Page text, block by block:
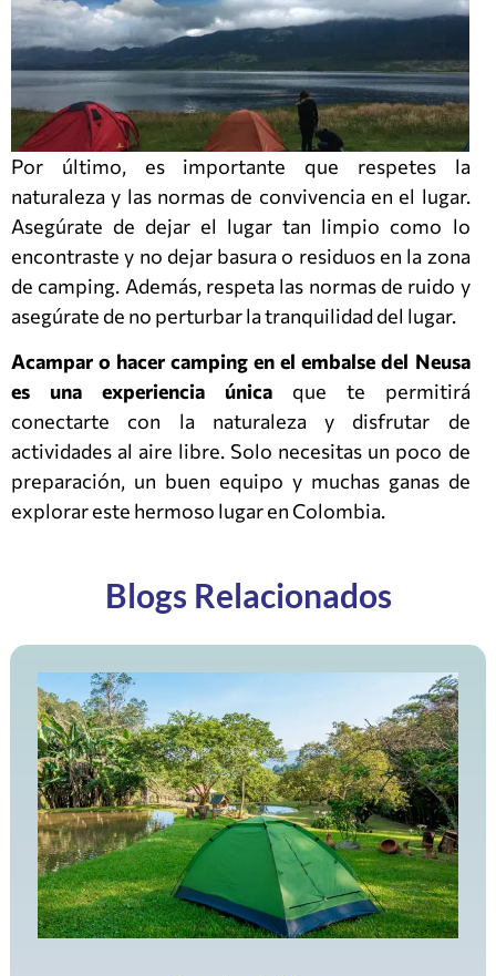
Por último, es importante que respetes la
naturaleza y las normas de convivencia en el lugar.
Asegúrate de dejar el lugar tan limpio como lo
encontraste y no dejar basura o residuos en la zona
de camping. Además, respeta las normas de ruido y
asegúrate de no perturbar la tranquilidad del lugar.
Acampar o hacer camping en el embalse del Neusa
es una experiencia únicaque te permitirá
conectarte con la naturaleza y disfrutar de
actividades al aire libre. Solo necesitas un poco de
preparación, un buen equipo y muchas ganas de
explorar este hermoso lugar en Colombia.
Blogs Relacionados